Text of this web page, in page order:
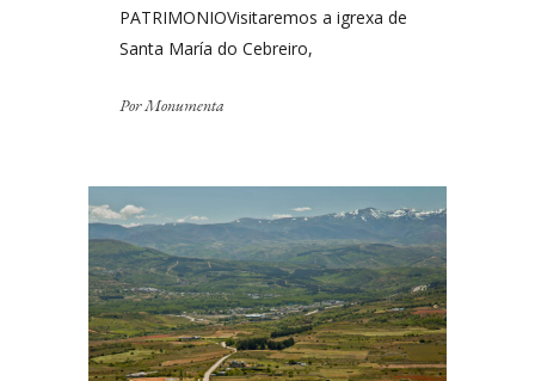
PATRIMONIOVisitaremos a igrexa de
Santa María do Cebreiro,
Por Monumenta